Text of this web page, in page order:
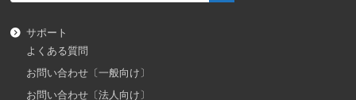
サポート
よくある質問
お問い合わせ〔一般向け〕
お問い合わせ〔法人向け〕